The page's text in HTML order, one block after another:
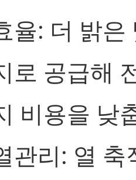
율: 더 밝은
로 공급해
비용을 낮
관리: 열